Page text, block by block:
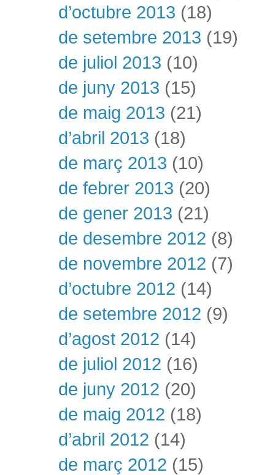
d’octubre 2013 (18)
de setembre 2013 (19)
de juliol 2013 (10)
de juny 2013 (15)
de maig 2013 (21)
d’abril 2013 (18)
de març 2013 (10)
de febrer 2013 (20)
de gener 2013 (21)
de desembre 2012 (8)
de novembre 2012 (7)
d’octubre 2012 (14)
de setembre 2012 (9)
d’agost 2012 (14)
de juliol 2012 (16)
de juny 2012 (20)
de maig 2012 (18)
d’abril 2012 (14)
de març 2012 (15)